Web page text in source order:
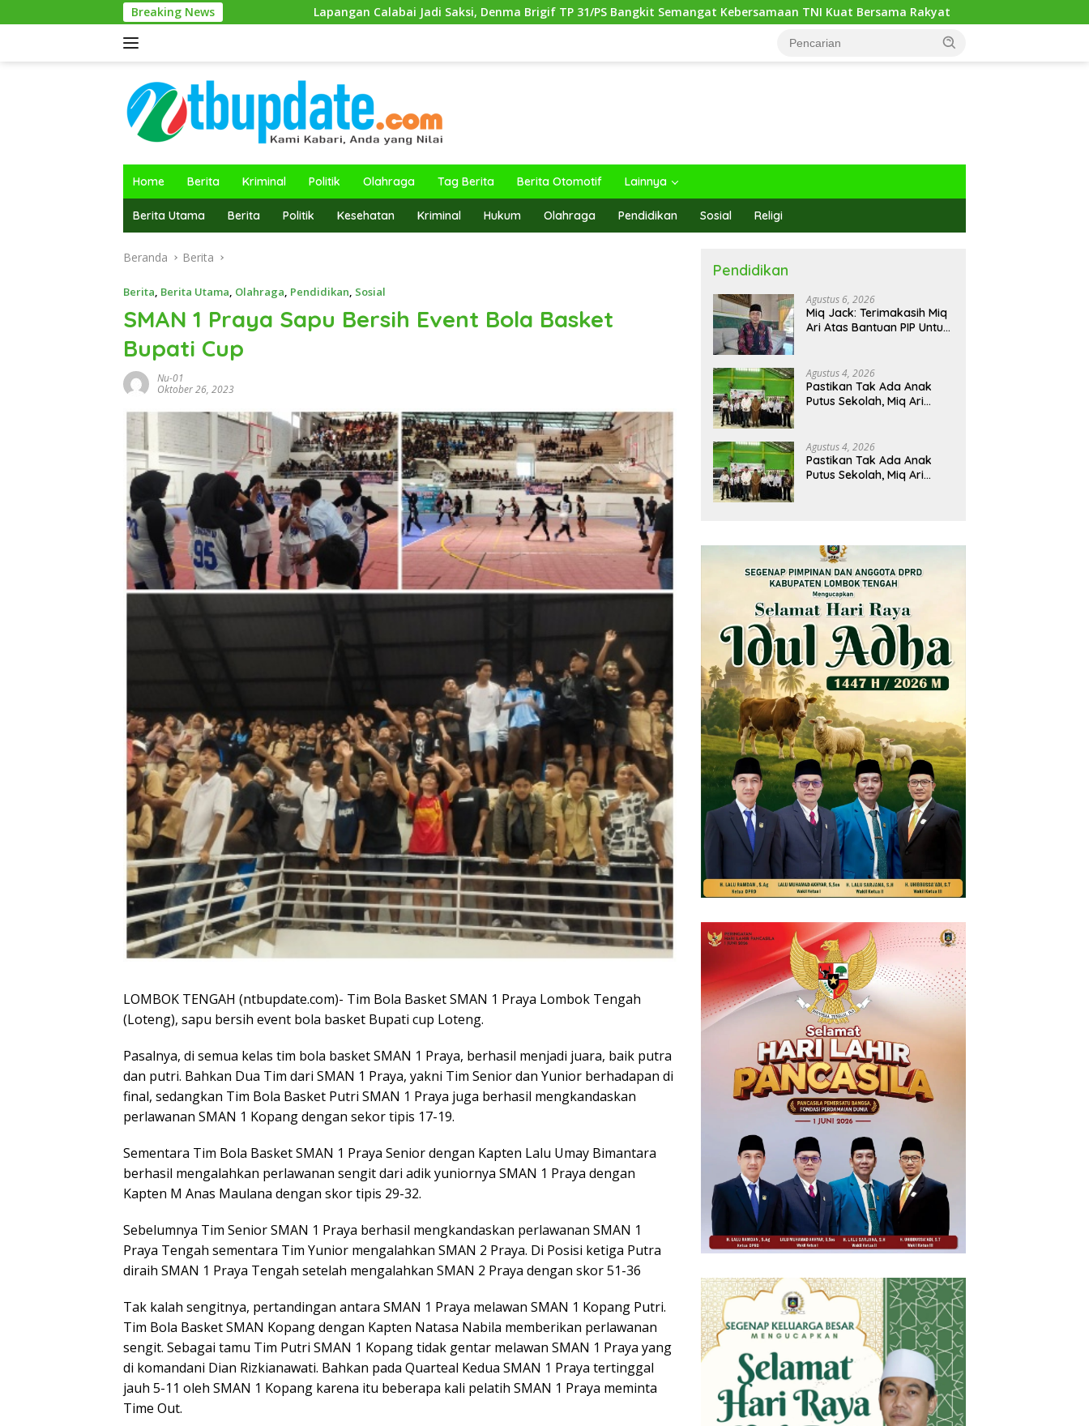
ke
Breaking NewsLapangan Calabai Jadi Saksi, Denma Brigif TP 31/PS Bangkit Semangat Kebersamaan TNI Kuat Bersama Rakyat Miq Jack: Terimakasih Miq Ari Atas
Home Berita Kriminal Politik Olahraga Tag Berita Berita Otomotif Lainnya
Berita Utama Berita Politik Kesehatan Kriminal Hukum Olahraga Pendidikan Sosial Religi
Beranda Berita
Berita, Berita Utama, Olahraga, Pendidikan, Sosial
SMAN 1 Praya Sapu Bersih Event Bola Basket
Bupati Cup
Nu-01
Oktober 26, 2023
LOMBOK TENGAH (ntbupdate.com)- Tim Bola Basket SMAN 1 Praya Lombok Tengah
(Loteng), sapu bersih event bola basket Bupati cup Loteng.
Pasalnya, di semua kelas tim bola basket SMAN 1 Praya, berhasil menjadi juara, baik putra
dan putri. Bahkan Dua Tim dari SMAN 1 Praya, yakni Tim Senior dan Yunior berhadapan di
final, sedangkan Tim Bola Basket Putri SMAN 1 Praya juga berhasil mengkandaskan
perlawanan SMAN 1 Kopang dengan sekor tipis 17-19.
Sementara Tim Bola Basket SMAN 1 Praya Senior dengan Kapten Lalu Umay Bimantara
berhasil mengalahkan perlawanan sengit dari adik yuniornya SMAN 1 Praya dengan
Kapten M Anas Maulana dengan skor tipis 29-32.
Sebelumnya Tim Senior SMAN 1 Praya berhasil mengkandaskan perlawanan SMAN 1
Praya Tengah sementara Tim Yunior mengalahkan SMAN 2 Praya. Di Posisi ketiga Putra
diraih SMAN 1 Praya Tengah setelah mengalahkan SMAN 2 Praya dengan skor 51-36
Tak kalah sengitnya, pertandingan antara SMAN 1 Praya melawan SMAN 1 Kopang Putri.
Tim Bola Basket SMAN Kopang dengan Kapten Natasa Nabila memberikan perlawanan
sengit. Sebagai tamu Tim Putri SMAN 1 Kopang tidak gentar melawan SMAN 1 Praya yang
di komandani Dian Rizkianawati. Bahkan pada Quarteal Kedua SMAN 1 Praya tertinggal
jauh 5-11 oleh SMAN 1 Kopang karena itu beberapa kali pelatih SMAN 1 Praya meminta
Time Out.
Pendidikan
Agustus 6, 2026
Miq Jack: Terimakasih Miq
Ari Atas Bantuan PIP Untuk
Peruntukan
Agustus 4, 2026
Pastikan Tak Ada Anak
Putus Sekolah, Miq Ari
Agustus 4, 2026
Pastikan Tak Ada Anak
Putus Sekolah, Miq Ari